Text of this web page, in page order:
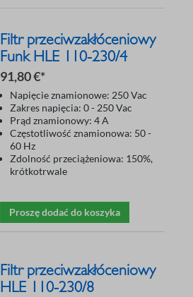
Filtr przeciwzakłóceniowy
Funk HLE 110-230/4
91,80 €*
Napięcie znamionowe: 250 Vac
Zakres napięcia: 0 - 250 Vac
Prąd znamionowy: 4 A
Częstotliwość znamionowa: 50 -
60 Hz
Zdolność przeciążeniowa: 150%,
krótkotrwale
Proszę dodać do koszyka
Filtr przeciwzakłóceniowy
HLE 110-230/8